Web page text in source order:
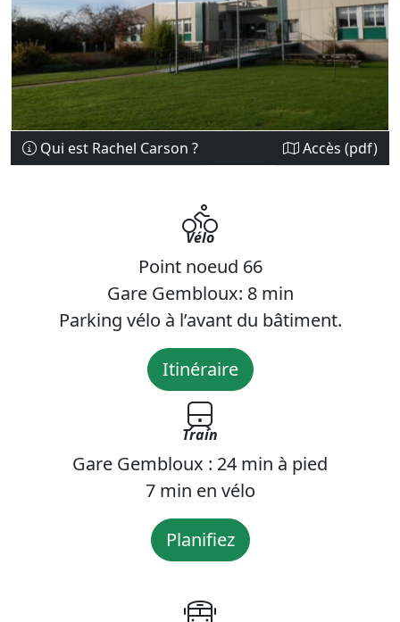
Qui est Rachel Carson ? Accès (pdf)
Vélo
Point noeud 66
Gare Gembloux: 8 min
Parking vélo à l’avant du bâtiment.
Itinéraire
Train
Gare Gembloux : 24 min à pied
7 min en vélo
Planifiez